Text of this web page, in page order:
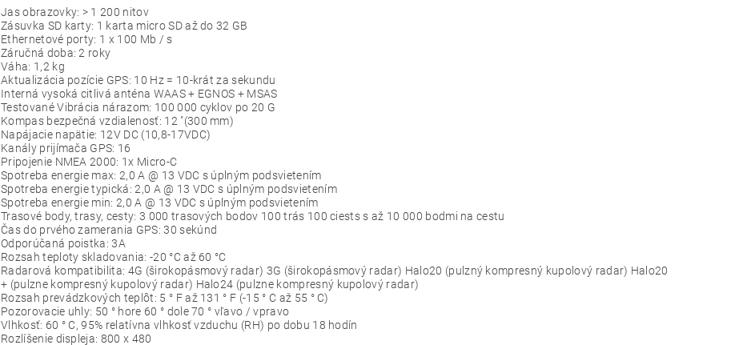
Jas obrazovky: > 1 200 nitov
Zásuvka SD karty: 1 karta micro SD až do 32 GB
Ethernetové porty: 1 x 100 Mb / s
Záručná doba: 2 roky
Váha: 1,2 kg
Aktualizácia pozície GPS: 10 Hz = 10-krát za sekundu
Interná vysoká citlivá anténa WAAS + EGNOS + MSAS
Testované Vibrácia nárazom: 100 000 cyklov po 20 G
Kompas bezpečná vzdialenosť: 12 "(300 mm)
Napájacie napätie: 12V DC (10,8-17VDC)
Kanály prijímača GPS: 16
Pripojenie NMEA 2000: 1x Micro-C
Spotreba energie max: 2,0 A @ 13 VDC s úplným podsvietením
Spotreba energie typická: 2,0 A @ 13 VDC s úplným podsvietením
Spotreba energie min: 2,0 A @ 13 VDC s úplným podsvietením
Trasové body, trasy, cesty: 3 000 trasových bodov 100 trás 100 ciests s až 10 000 bodmi na cestu
Čas do prvého zamerania GPS: 30 sekúnd
Odporúčaná poistka: 3A
Rozsah teploty skladovania: -20 °C až 60 °C
Radarová kompatibilita: 4G (širokopásmový radar) 3G (širokopásmový radar) Halo20 (pulzný kompresný kupolový radar) Halo20
+ (pulzne kompresný kupolový radar) Halo24 (pulzne kompresný kupolový radar)
Rozsah prevádzkových teplôt: 5 ° F až 131 ° F (-15 ° C až 55 ° C)
Pozorovacie uhly: 50 ° hore 60 ° dole 70 ° vľavo / vpravo
Vlhkosť: 60 ° C, 95% relatívna vlhkosť vzduchu (RH) po dobu 18 hodín
Rozlíšenie displeja: 800 x 480